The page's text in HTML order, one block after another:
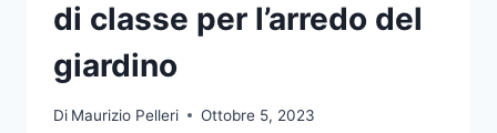
di classe per l’arredo del
giardino
Di Maurizio Pelleri Ottobre 5, 2023